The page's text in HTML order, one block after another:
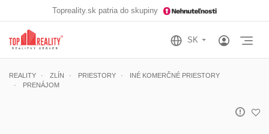
Topreality.sk patria do skupiny
REALITY ZLÍN PRIESTORY
INÉ KOMERČNÉ PRIESTORY
PRENÁJOM